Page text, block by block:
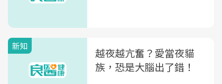
新知
越夜越亢奮？愛當夜貓
族，恐是大腦出了錯！